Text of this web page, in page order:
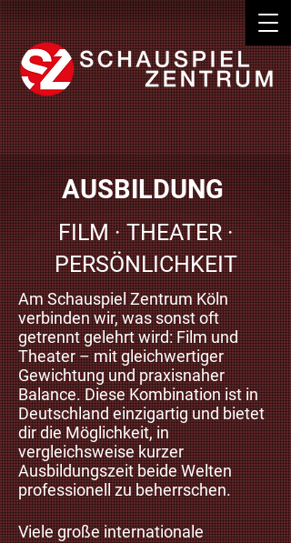
AUSBILDUNG
FILM · THEATER ·
PERSÖNLICHKEIT​
Am Schauspiel Zentrum Köln
verbinden wir, was sonst oft
getrennt gelehrt wird: Film und
Theater – mit gleichwertiger
Gewichtung und praxisnaher
Balance. Diese Kombination ist in
Deutschland einzigartig und bietet
dir die Möglichkeit, in
vergleichsweise kurzer
Ausbildungszeit beide Welten
professionell zu beherrschen.
Viele große internationale